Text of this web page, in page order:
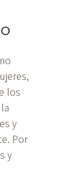
los
y
Por
y